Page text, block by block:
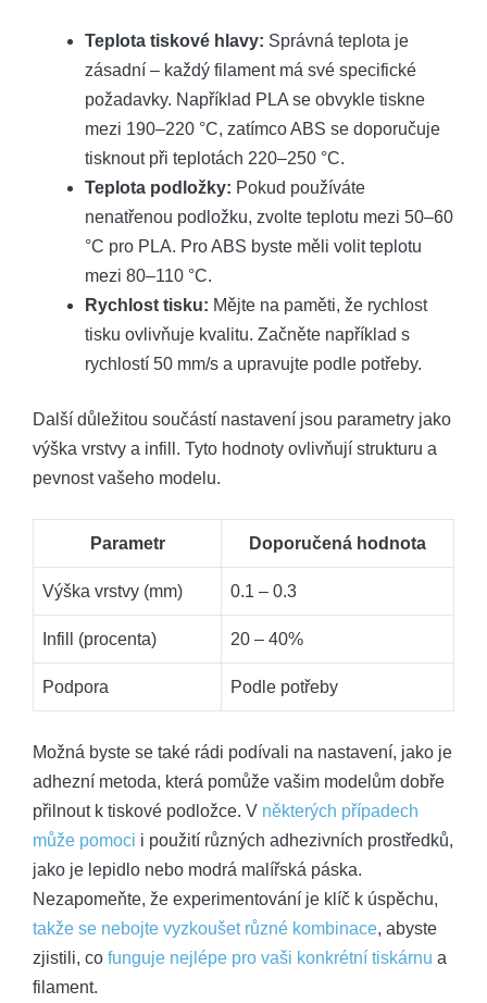
Teplota tiskové hlavy: Správná teplota je
zásadní – každý filament má své specifické
požadavky. Například PLA se obvykle tiskne
mezi 190–220 °C, zatímco ABS se doporučuje
tisknout při teplotách 220–250 °C.
Teplota podložky: Pokud používáte
nenatřenou podložku, zvolte teplotu mezi 50–60
°C pro PLA. Pro ABS byste měli volit teplotu
mezi 80–110 °C.
Rychlost tisku: Mějte na paměti, že rychlost
tisku ovlivňuje kvalitu. Začněte například s
rychlostí 50 mm/s a upravujte podle potřeby.
Další důležitou součástí nastavení jsou parametry jako
výška vrstvy a infill. Tyto hodnoty ovlivňují strukturu a
pevnost vašeho modelu.
Parametr Doporučená hodnota
Výška vrstvy (mm) 0.1 – 0.3
Infill (procenta) 20 – 40%
Podpora Podle potřeby
Možná byste se také rádi podívali na nastavení, jako je
adhezní metoda, která pomůže vašim modelům dobře
přilnout k tiskové podložce. V některých případech
může pomoci i použití různých adhezivních prostředků,
jako je lepidlo nebo modrá malířská páska.
Nezapomeňte, že experimentování je klíč k úspěchu,
takže se nebojte vyzkoušet různé kombinace, abyste
zjistili, co funguje nejlépe pro vaši konkrétní tiskárnu a
filament.